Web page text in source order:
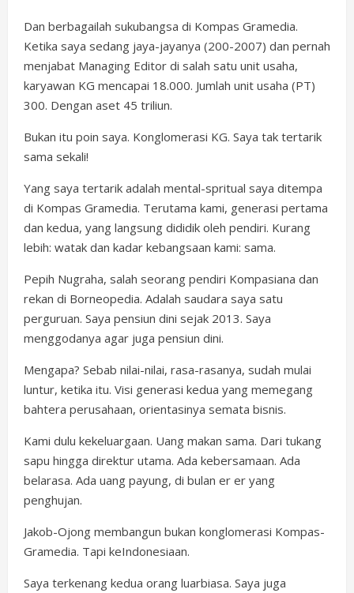
Dan berbagailah sukubangsa di Kompas Gramedia.
Ketika saya sedang jaya-jayanya (200-2007) dan pernah
menjabat Managing Editor di salah satu unit usaha,
karyawan KG mencapai 18.000. Jumlah unit usaha (PT)
300. Dengan aset 45 triliun.
Bukan itu poin saya. Konglomerasi KG. Saya tak tertarik
sama sekali!
Yang saya tertarik adalah mental-spritual saya ditempa
di Kompas Gramedia. Terutama kami, generasi pertama
dan kedua, yang langsung dididik oleh pendiri. Kurang
lebih: watak dan kadar kebangsaan kami: sama.
Pepih Nugraha, salah seorang pendiri Kompasiana dan
rekan di Borneopedia. Adalah saudara saya satu
perguruan. Saya pensiun dini sejak 2013. Saya
menggodanya agar juga pensiun dini.
Mengapa? Sebab nilai-nilai, rasa-rasanya, sudah mulai
luntur, ketika itu. Visi generasi kedua yang memegang
bahtera perusahaan, orientasinya semata bisnis.
Kami dulu kekeluargaan. Uang makan sama. Dari tukang
sapu hingga direktur utama. Ada kebersamaan. Ada
belarasa. Ada uang payung, di bulan er er yang
penghujan.
Jakob-Ojong membangun bukan konglomerasi Kompas-
Gramedia. Tapi keIndonesiaan.
Saya terkenang kedua orang luarbiasa. Saya juga